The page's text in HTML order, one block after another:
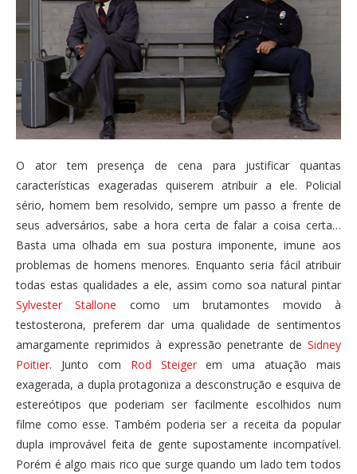
O ator tem presença de cena para justificar quantas
características exageradas quiserem atribuir a ele. Policial
sério, homem bem resolvido, sempre um passo a frente de
seus adversários, sabe a hora certa de falar a coisa certa…
Basta uma olhada em sua postura imponente, imune aos
problemas de homens menores. Enquanto seria fácil atribuir
todas estas qualidades a ele, assim como soa natural pintar
Sylvester Stallone como um brutamontes movido à
testosterona, preferem dar uma qualidade de sentimentos
amargamente reprimidos à expressão penetrante de Sidney
Poitier. Junto com Rod Steigerem uma atuação mais
exagerada, a dupla protagoniza a desconstrução e esquiva de
estereótipos que poderiam ser facilmente escolhidos num
filme como esse. Também poderia ser a receita da popular
dupla improvável feita de gente supostamente incompatível.
Porém é algo mais rico que surge quando um lado tem todos